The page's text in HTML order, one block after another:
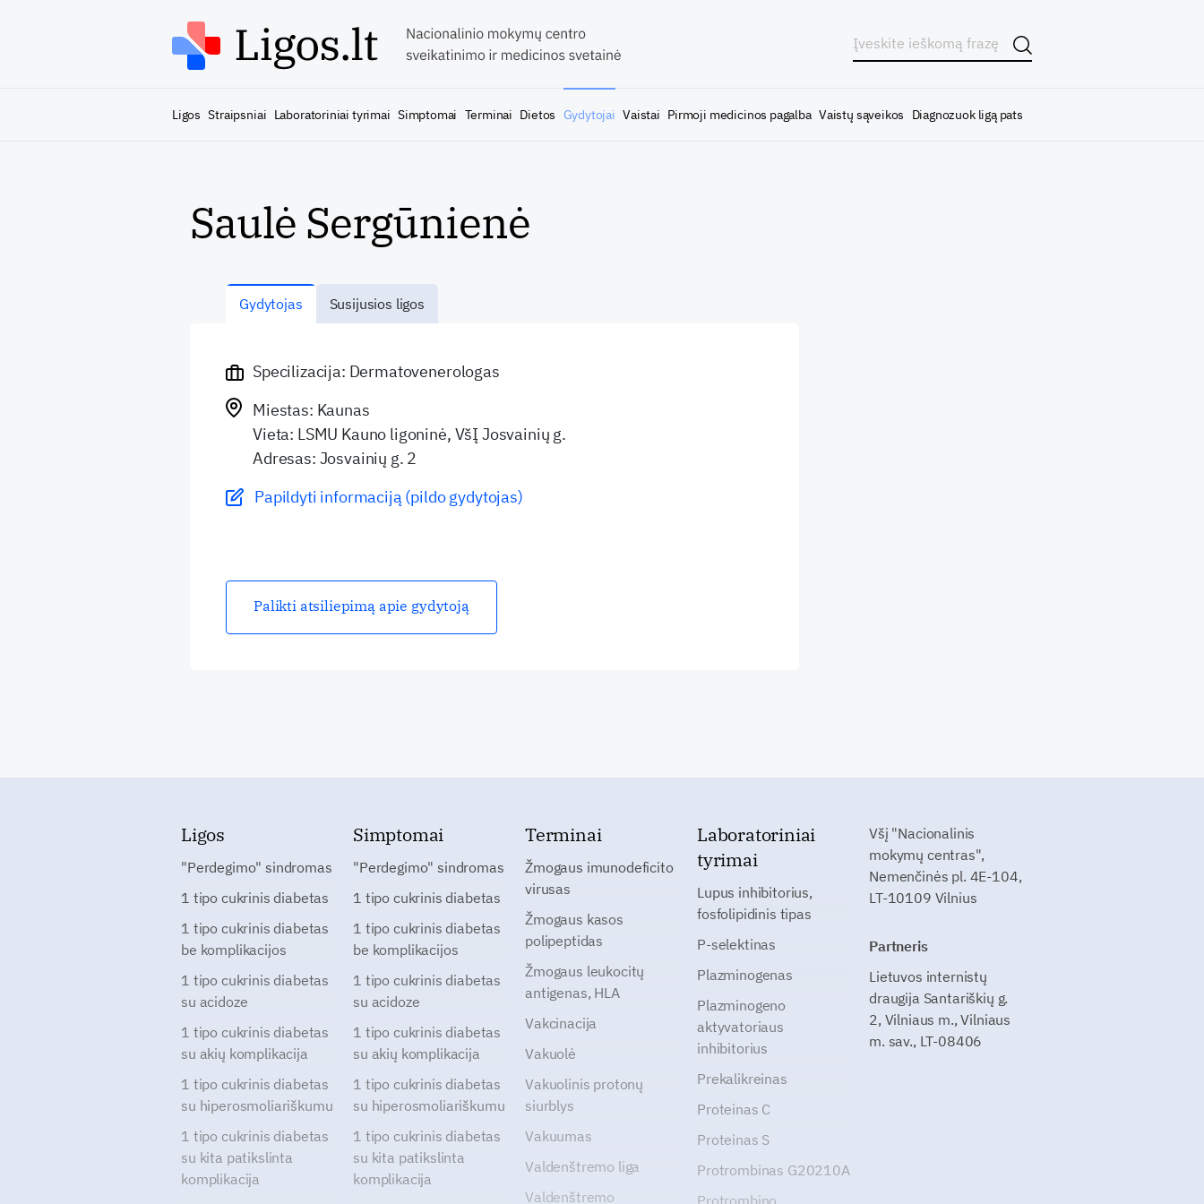
Ligos Straipsniai Laboratoriniai tyrimai Simptomai Terminai Dietos Gydytojai Vaistai Pirmoji medicinos pagalba Vaistų sąveikos Diagnozuok ligą pats
Saulė Sergūnienė
Gydytojas Susijusios ligos
Specilizacija: Dermatovenerologas
Miestas: Kaunas
Vieta: LSMU Kauno ligoninė, VšĮ Josvainių g.
Adresas: Josvainių g. 2
Papildyti informaciją (pildo gydytojas)
Palikti atsiliepimą apie gydytoją
Ligos
"Perdegimo" sindromas
1 tipo cukrinis diabetas
1 tipo cukrinis diabetas
be komplikacijos
1 tipo cukrinis diabetas
su acidoze
1 tipo cukrinis diabetas
su akių komplikacija
1 tipo cukrinis diabetas
su hiperosmoliariškumu
1 tipo cukrinis diabetas
su kita patikslinta
komplikacija
Simptomai
"Perdegimo" sindromas
1 tipo cukrinis diabetas
1 tipo cukrinis diabetas
be komplikacijos
1 tipo cukrinis diabetas
su acidoze
1 tipo cukrinis diabetas
su akių komplikacija
1 tipo cukrinis diabetas
su hiperosmoliariškumu
1 tipo cukrinis diabetas
su kita patikslinta
komplikacija
Terminai
Žmogaus imunodeficito
virusas
Žmogaus kasos
polipeptidas
Žmogaus leukocitų
antigenas, HLA
Vakcinacija
Vakuolė
Vakuolinis protonų
siurblys
Vakuumas
Valdenštremo liga
Valdenštremo
Laboratoriniai
tyrimai
Lupus inhibitorius,
fosfolipidinis tipas
P-selektinas
Plazminogenas
Plazminogeno
aktyvatoriaus
inhibitorius
Prekalikreinas
Proteinas C
Proteinas S
Protrombinas G20210A
Protrombino
Všį "Nacionalinis
mokymų centras",
Nemenčinės pl. 4E-104,
LT-10109 Vilnius
Partneris
Lietuvos internistų
draugija Santariškių g.
2, Vilniaus m., Vilniaus
m. sav., LT-08406